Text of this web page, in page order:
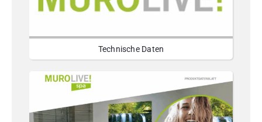
Technische Daten